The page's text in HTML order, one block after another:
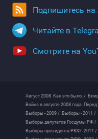
Подпишитесь на
Читайте в
Смотрите на
Август 2008. Как это было. /
Война в августе 2008 года.
Выборы - 2009 / Выборы - 2011 /
Выборы депутатов Госдумы РФ /
Выборы президента РЮО - 2011 /